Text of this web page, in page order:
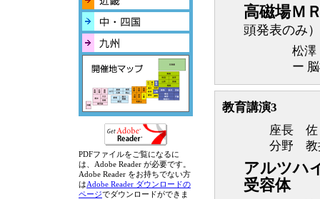
高磁場Ｍ
頭発表のみ）
松
ー
教育講演3
座長 佐
分野 教
アルツハ
受容体
PDFファイルをご覧になるに
は、Adobe Reader が必要です。
Adobe Reader をお持ちでない方
はAdobe Reader ダウンロードの
ページでダウンロードができま